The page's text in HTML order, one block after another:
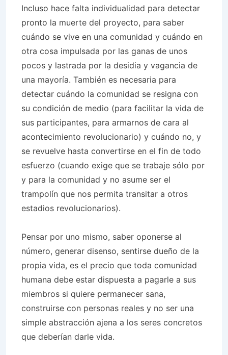
Incluso hace falta individualidad para detectar
pronto la muerte del proyecto, para saber
cuándo se vive en una comunidad y cuándo en
otra cosa impulsada por las ganas de unos
pocos y lastrada por la desidia y vagancia de
una mayoría. También es necesaria para
detectar cuándo la comunidad se resigna con
su condición de medio (para facilitar la vida de
sus participantes, para armarnos de cara al
acontecimiento revolucionario) y cuándo no, y
se revuelve hasta convertirse en el fin de todo
esfuerzo (cuando exige que se trabaje sólo por
y para la comunidad y no asume ser el
trampolín que nos permita transitar a otros
estadios revolucionarios).
Pensar por uno mismo, saber oponerse al
número, generar disenso, sentirse dueño de la
propia vida, es el precio que toda comunidad
humana debe estar dispuesta a pagarle a sus
miembros si quiere permanecer sana,
construirse con personas reales y no ser una
simple abstracción ajena a los seres concretos
que deberían darle vida.